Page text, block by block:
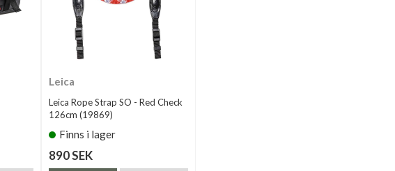
Leica
Leica Rope Strap SO - Red Check
126cm (19869)
Finns i lager
890 SEK